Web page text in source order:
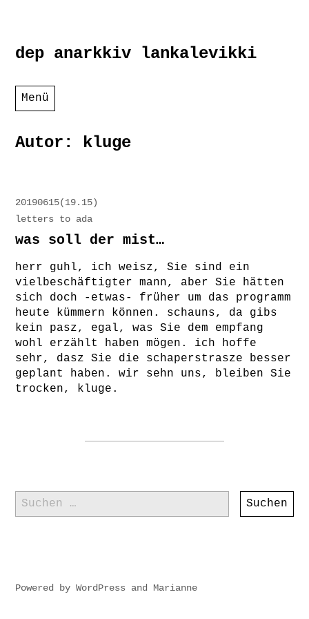
Zum
Inhalt
dep anarkkiv lankalevikki
Menü
Autor: kluge
20190615(19.15)
letters to ada
was soll der mist…
herr guhl, ich weisz, Sie sind ein
vielbeschäftigter mann, aber Sie hätten
sich doch -etwas- früher um das programm
heute kümmern können. schauns, da gibs
kein pasz, egal, was Sie dem empfang
wohl erzählt haben mögen. ich hoffe
sehr, dasz Sie die schaperstrasze besser
geplant haben. wir sehn uns, bleiben Sie
trocken, kluge.
Suchen
nach:
Powered byWordPress and Marianne